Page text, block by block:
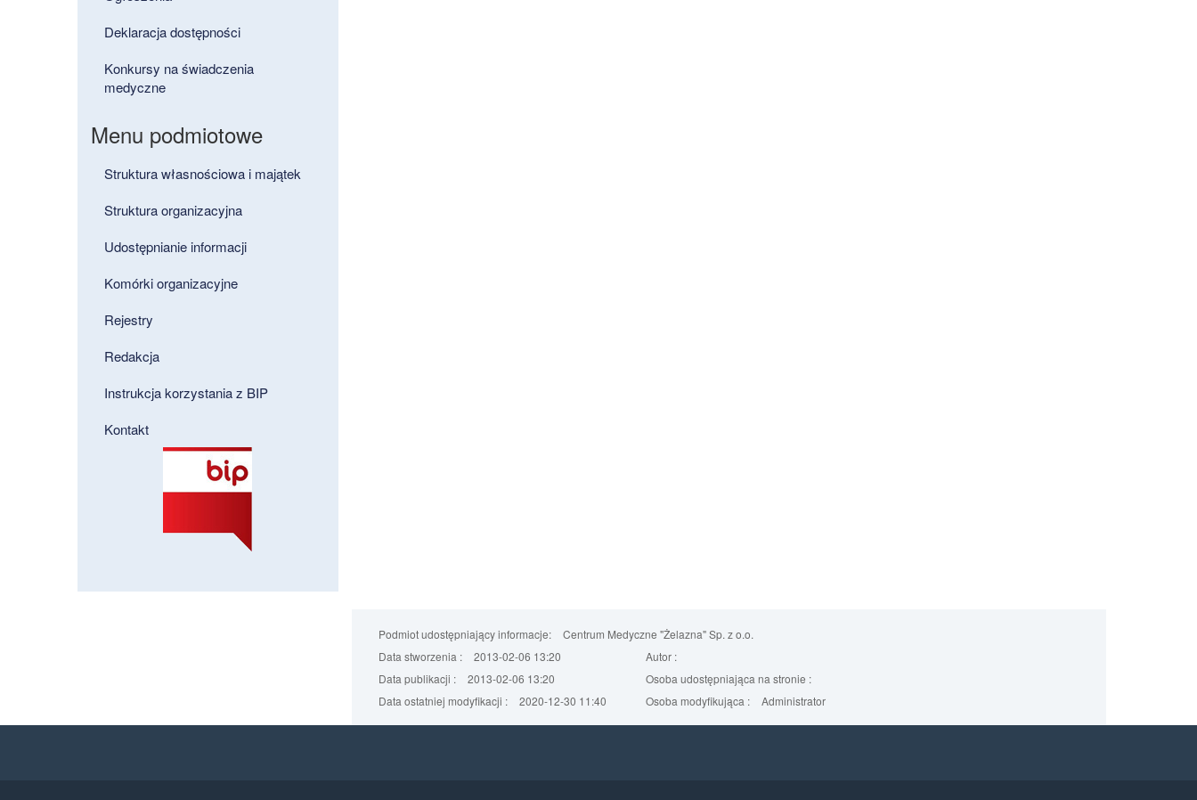
Deklaracja dostępności
Konkursy na świadczenia
medyczne
Menu podmiotowe
Struktura własnościowa i majątek
Struktura organizacyjna
Udostępnianie informacji
Komórki organizacyjne
Rejestry
Redakcja
Instrukcja korzystania z BIP
Kontakt
Podmiot udostępniający informacje:
Centrum Medyczne "Żelazna" Sp. z o.o.
Data stworzenia :
2013-02-06 13:20
Autor :
Data publikacji :
2013-02-06 13:20
Osoba udostępniająca na stronie :
Data ostatniej modyfikacji :
2020-12-30 11:40 Osoba modyfikująca : Administrator